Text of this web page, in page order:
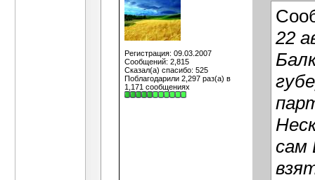
Регистрация: 09.03.2007
Сообщений: 2,815
Сказал(а) спасибо: 525
Поблагодарили 2,297 раз(а) в
1,171 сообщениях
22
сам